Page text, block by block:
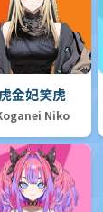
虎金妃笑虎
Niko